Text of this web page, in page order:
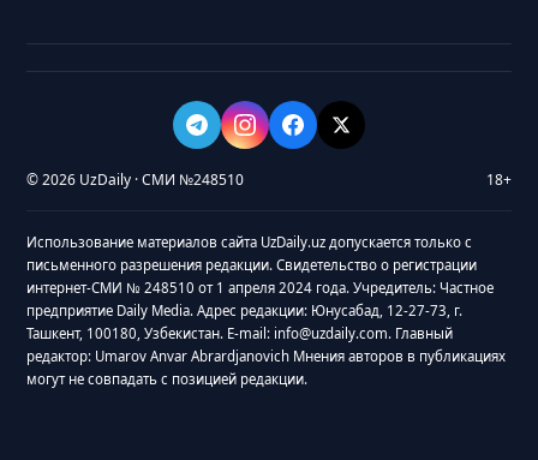
© 2026 UzDaily · СМИ №248510 18+
Использование материалов сайта UzDaily.uz допускается только с
письменного разрешения редакции. Свидетельство о регистрации
интернет-СМИ № 248510 от 1 апреля 2024 года. Учредитель: Частное
предприятие Daily Media. Адрес редакции: Юнусабад, 12-27-73, г.
Ташкент, 100180, Узбекистан. E-mail: info@uzdaily.com. Главный
редактор: Umarov Anvar Abrardjanovich Мнения авторов в публикациях
могут не совпадать с позицией редакции.